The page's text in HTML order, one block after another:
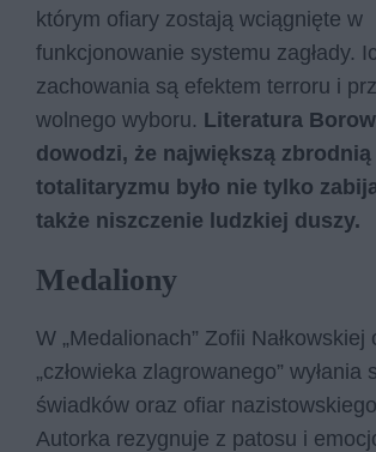
którym ofiary zostają wciągnięte w
funkcjonowanie systemu zagłady.
zachowania są efektem terroru i
wolnego wyboru. Literatura
dowodzi, że największą zbrodnią
totalitaryzmu było nie tylko
także niszczenie ludzkiej duszy.
Medaliony
W „Medalionach” Zofii Nałkowskiej
„człowieka zlagrowanego” wyłania
świadków oraz ofiar
Autorka rezygnuje z patosu i